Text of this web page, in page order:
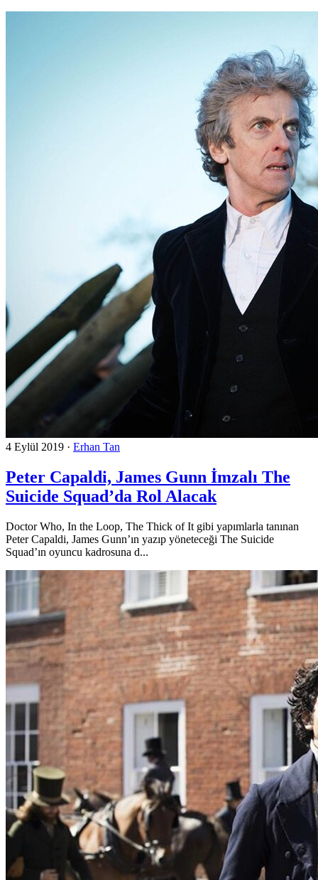
4 Eylül 2019 · Erhan Tan
Peter Capaldi, James Gunn İmzalı The
Suicide Squad’da Rol Alacak
Doctor Who, In the Loop, The Thick of It gibi yapımlarla tanınan
Peter Capaldi, James Gunn’ın yazıp yöneteceği The Suicide
Squad’ın oyuncu kadrosuna d...